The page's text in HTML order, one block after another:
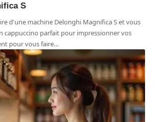
S
d'une machine Delonghi Magnifica S et vous
cappuccino parfait pour impressionner vos
pour vous faire…